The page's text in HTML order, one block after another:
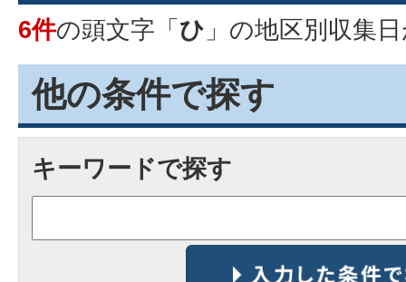
6件の頭文字「 ひ 」の地区別収集日
他の条件で探す
キーワードで探す